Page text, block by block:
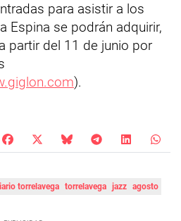
para asistir a los
Espina se podrán adquirir,
partir del 11 de junio por
).
torrelavega torrelavega jazz agosto